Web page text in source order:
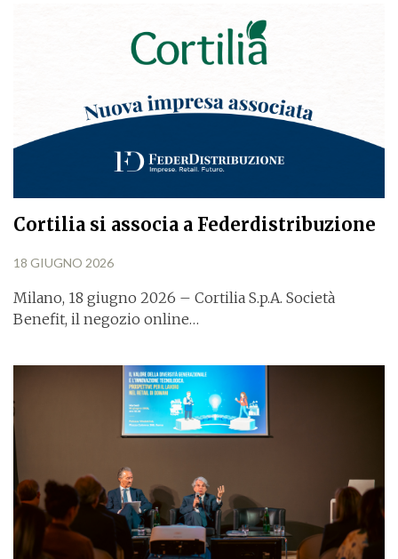
Cortilia si associa a Federdistribuzione
18 GIUGNO 2026
Milano, 18 giugno 2026 – Cortilia S.p.A. Società
Benefit, il negozio online…